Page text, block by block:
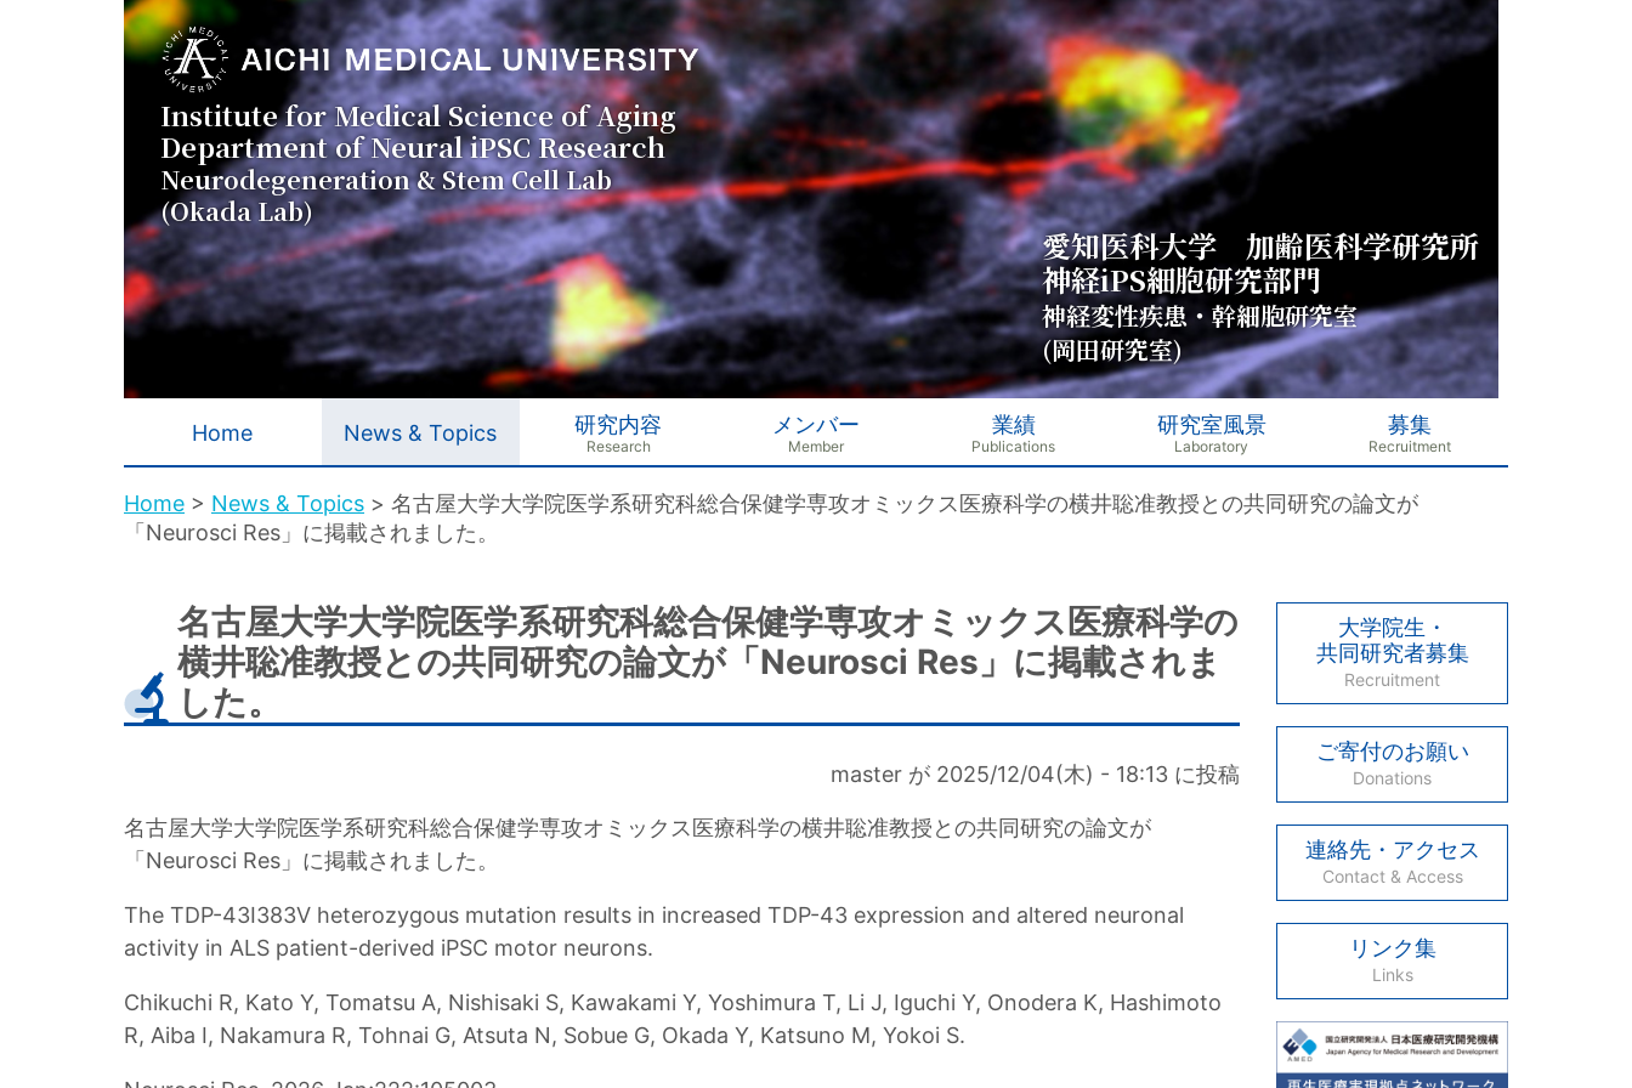
Institute for Medical Science of Aging
Department of Neural iPSC Research
Neurodegeneration & Stem Cell Lab
(Okada Lab)
愛知医科大学 加齢医科学研究所
神経iPS細胞研究部門
神経変性疾患・幹細胞研究室
(岡田研究室)
イ
ン
ナ
ー
シ
ン
Home News & Topics 研究内容 メンバー 業績 研究室風景 募集
パ
ン
Home News & Topics
名古屋大学大学院医学系研究科総合保健学専攻オミックス医療科学の横井聡准教授との共同研究の論文が
「Neurosci Res」に掲載されました。
名古屋大学大学院医学系研究科総合保健学専攻オミックス医療科学の
横井聡准教授との共同研究の論文が「Neurosci Res」に掲載されま
した。
master が 2025/12/04(木) - 18:13 に投稿
名古屋大学大学院医学系研究科総合保健学専攻オミックス医療科学の横井聡准教授との共同研究の論文が
「Neurosci Res」に掲載されました。
The TDP-43I383V heterozygous mutation results in increased TDP-43 expression and altered neuronal
activity in ALS patient-derived iPSC motor neurons.
Chikuchi R, Kato Y, Tomatsu A, Nishisaki S, Kawakami Y, Yoshimura T, Li J, Iguchi Y, Onodera K, Hashimoto
R, Aiba I, Nakamura R, Tohnai G, Atsuta N, Sobue G, Okada Y, Katsuno M, Yokoi S.
大学院生・
共同研究者募集
Recruitment
ご寄付のお願い
Donations
連絡先・アクセス
Contact & Access
リンク集
Links